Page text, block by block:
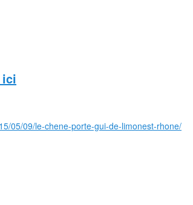
ici
05/09/le-chene-porte-gui-de-limonest-rhone/